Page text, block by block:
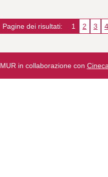
Pagine dei risultati: 1 2 3 4
MUR in collaborazione con